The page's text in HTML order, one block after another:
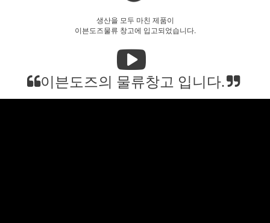
생산을 모두 마친 제품이
이븐도즈물류 창고에 입고되었습니다.
이븐도즈의 물류창고 입니다.